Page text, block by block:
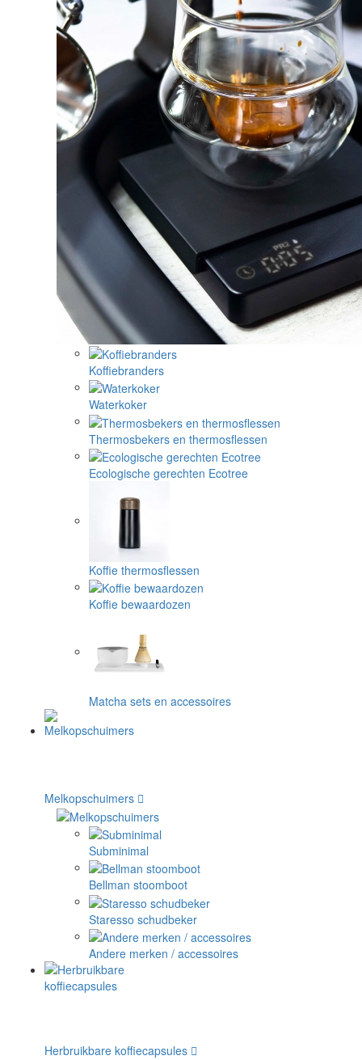
Koffiebranders
Waterkoker
Thermosbekers en thermosflessen
Ecologische gerechten Ecotree
Koffie thermosflessen
Koffie bewaardozen
Matcha sets en accessoires
Melkopschuimers
Subminimal
Bellman stoomboot
Staresso schudbeker
Andere merken / accessoires
Herbruikbare koffiecapsules